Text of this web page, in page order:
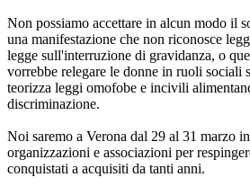
Non possiamo accettare in alcun modo il
una manifestazione che non riconosce
legge sull'interruzione di gravidanza, o
vorrebbe relegare le donne in ruoli sociali
teorizza leggi omofobe e incivili
discriminazione.
Noi saremo a Verona dal 29 al 31 marzo
organizzazioni e associazioni per
conquistati a acquisiti da tanti anni.